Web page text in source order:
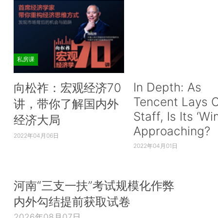
私房课
向松祚：宏观经济70
讲，带你了解国内外
经济大局
2022年04月06日
In Depth: As
Tencent Lays
Staff, Is Its
Approaching?
2022年04月01日
河南“三支一扶”考试规模化作弊
内外勾结提前获取试卷